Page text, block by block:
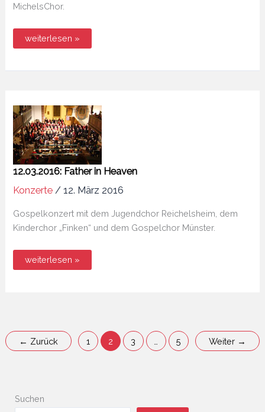
MichelsChor.
18.03.2017:
presence
weiterlesen »
12.03.2016: Father in Heaven
Konzerte/ 12. März 2016
Gospelkonzert mit dem Jugendchor Reichelsheim, dem
Kinderchor „Finken“ und dem Gospelchor Münster.
12.03.2016:
weiterlesen »
← Zurück 1 2 3 5 Weiter →
Suchen